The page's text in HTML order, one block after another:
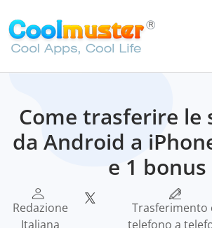
Come trasferire le
da Android a
e 1 bonus
Redazione
Italiana
Trasferimento
telefono a